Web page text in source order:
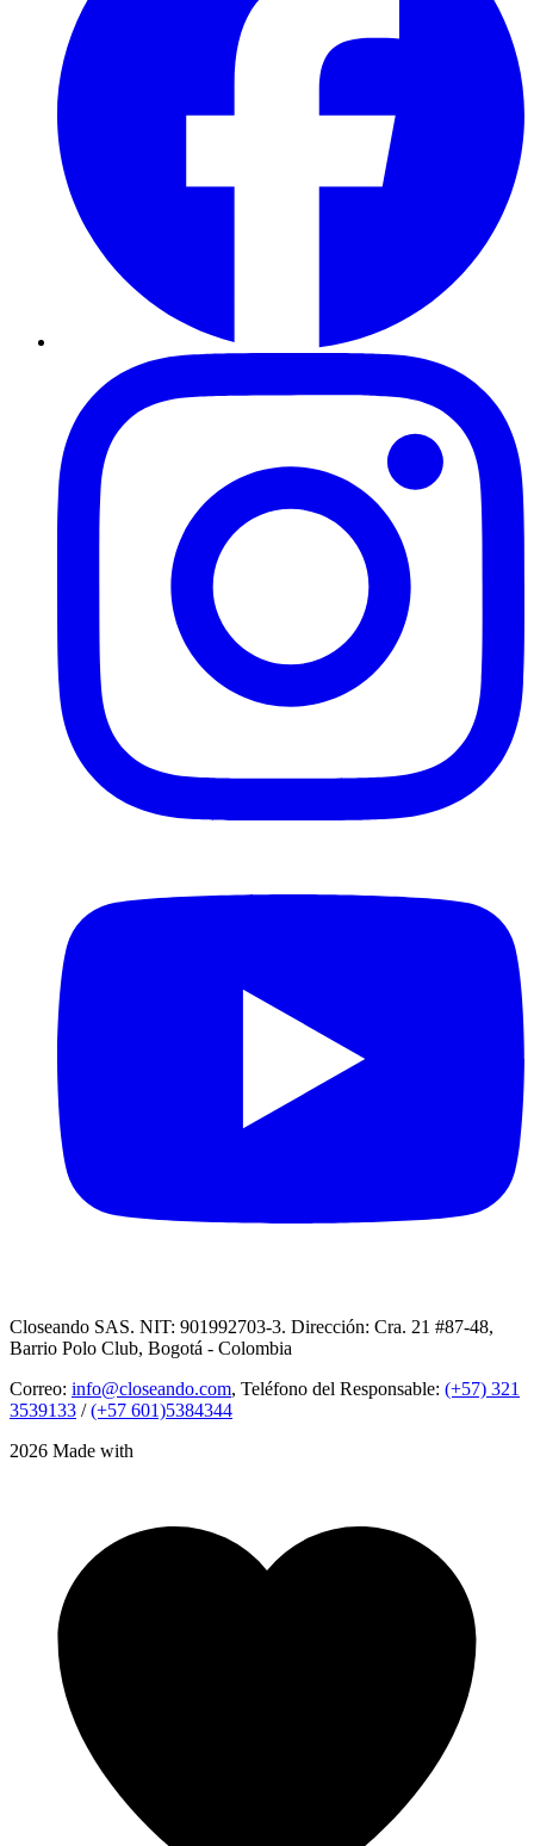
Closeando SAS. NIT: 901992703-3. Dirección: Cra. 21 #87-48,
Barrio Polo Club, Bogotá - Colombia
Correo: info@closeando.com, Teléfono del Responsable: (+57) 321
3539133 /(+57 601)5384344
2026 Made with